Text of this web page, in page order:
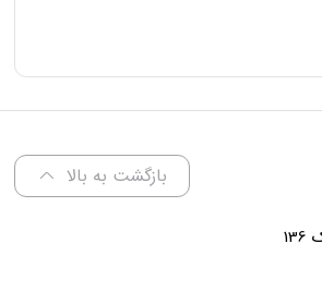
بازگشت به بالا